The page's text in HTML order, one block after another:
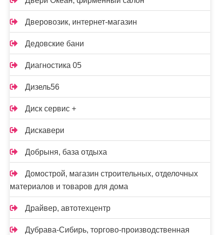
Дверовозик, интернет-магазин
Дедовские бани
Диагностика 05
Дизель56
Диск сервис +
Дискавери
Добрыня, база отдыха
Домострой, магазин строительных, отделочных
материалов и товаров для дома
Драйвер, автотехцентр
Дубрава-Сибирь, торгово-производственная